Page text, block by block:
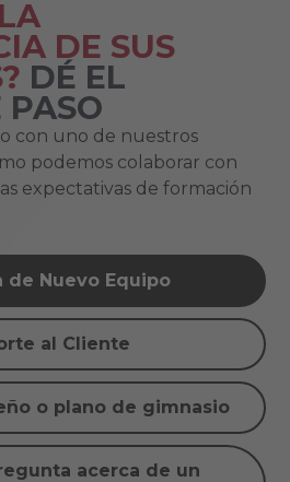
DE SUS
DÉ EL
PASO
con uno de nuestros
podemos colaborar con
expectativas de formación
de Nuevo Equipo
al Cliente
o plano de gimnasio
acerca de un